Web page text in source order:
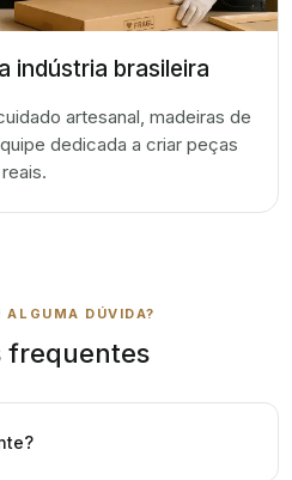
indústria brasileira
artesanal, madeiras de
dedicada a criar peças
ALGUMA DÚVIDA?
frequentes